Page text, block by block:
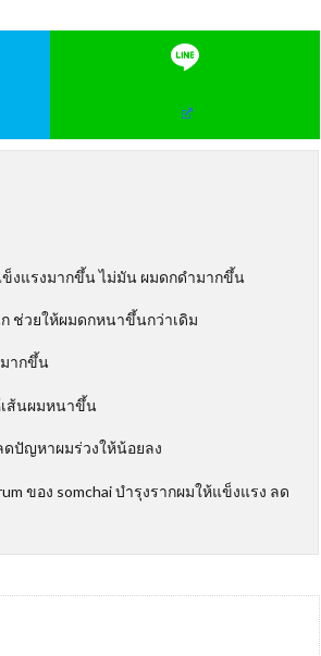
งแรงมากขึ้น ไม่มัน ผมดกดำมากขึ้น
ช่วยให้ผมดกหนาขึ้นกว่าเดิม
ากขึ้น
เส้นผมหนาขึ้น
ดปัญหาผมร่วงให้น้อยลง
ของ somchai บำรุงรากผมให้แข็งแรง ลด